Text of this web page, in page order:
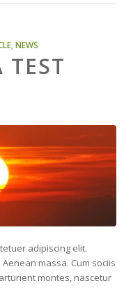
, NEWS
TEST
adipiscing elit.
massa. Cum sociis
montes, nascetur